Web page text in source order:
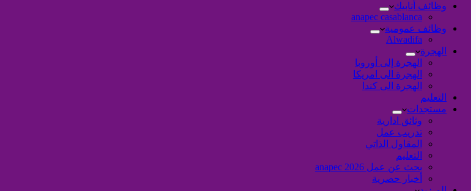
وظائف أنابيك
anapec casablanca
وظائف عمومية
Alwadifa
الهجرة
الهجرة إلى أوروبا
الهجرة الى امريكا
الهجرة الى كندا
التعليم
مستجدات
وثائق ادارية
تدريب عمل
المقاول الذاتي
التعليم
بحث عن عمل 2026 anapec
أخبار حصرية